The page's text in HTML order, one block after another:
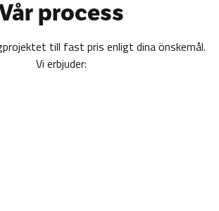
process
till fast pris enligt dina önskemål.
Vi erbjuder: